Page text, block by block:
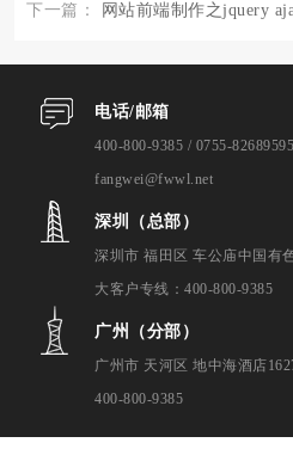
下一篇：
网站前端制作之jquery
电话/邮箱
400-800-9385 / 0755-82689595
fangwei@fwwl.net
深圳（总部）
深圳市 福田区 车公庙中国有
大客户专线：400-800-9385
广州（分部）
广州市 天河区 地中海酒店
400-800-9385